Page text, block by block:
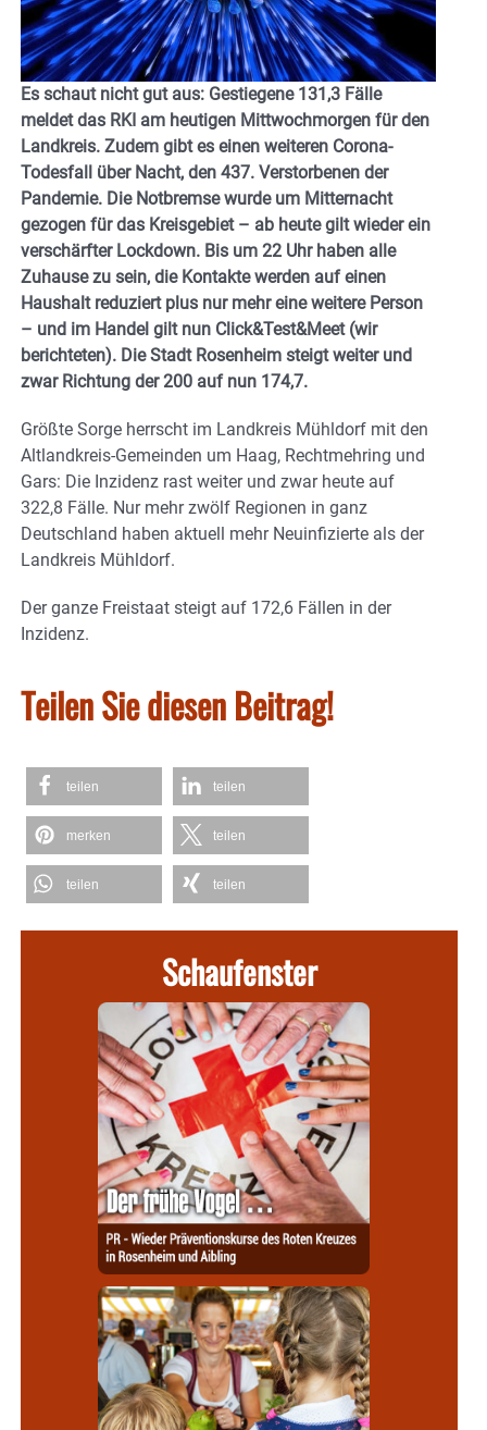
Es schaut nicht gut aus: Gestiegene 131,3 Fälle
meldet das RKI am heutigen Mittwochmorgen für den
Landkreis. Zudem gibt es einen weiteren Corona-
Todesfall über Nacht, den 437. Verstorbenen der
Pandemie. Die Notbremse wurde um Mitternacht
gezogen für das Kreisgebiet – ab heute gilt wieder ein
verschärfter Lockdown. Bis um 22 Uhr haben alle
Zuhause zu sein, die Kontakte werden auf einen
Haushalt reduziert plus nur mehr eine weitere Person
– und im Handel gilt nun Click&Test&Meet (wir
berichteten). Die Stadt Rosenheim steigt weiter und
zwar Richtung der 200 auf nun 174,7.
Größte Sorge herrscht im Landkreis Mühldorf mit den
Altlandkreis-Gemeinden um Haag, Rechtmehring und
Gars: Die Inzidenz rast weiter und zwar heute auf
322,8 Fälle. Nur mehr zwölf Regionen in ganz
Deutschland haben aktuell mehr Neuinfizierte als der
Landkreis Mühldorf.
Der ganze Freistaat steigt auf 172,6 Fällen in der
Inzidenz.
Teilen Sie diesen Beitrag!
teilen teilen
merken teilen
teilen teilen
Schaufenster